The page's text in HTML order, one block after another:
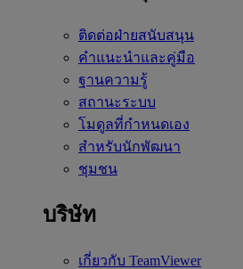
ติดต่อฝ่ายสนับสนุน
คำแนะนำและคู่มือ
ฐานความรู้
สถานะระบบ
โมดูลที่กำหนดเอง
สำหรับนักพัฒนา
ชุมชน
บริษัท
เกี่ยวกับ TeamViewer